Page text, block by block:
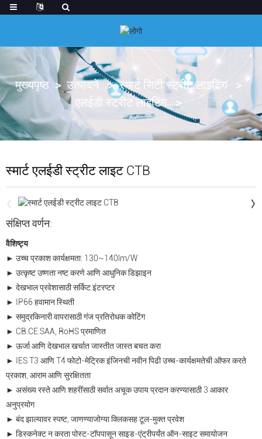
मुख्यपृष्ठ उत्पादने
स्मार्ट सिटी स्ट्रीट लाइटिंग
एलईडी स्ट्रीट लाइटिंग
स्मार्ट एलईडी स्ट्रीट लाइट CTB
संक्षिप्त वर्णन:
वैशिष्ट्य
► उच्च प्रकाश कार्यक्षमता: 130~140lm/W
► उत्कृष्ट उष्णता नष्ट करणे आणि आधुनिक डिझाइन
► देखभाल प्रवेशासाठी सर्किट इंटरप्टर
► IP66 हवामान स्थिती
► समुद्रकिनारी वापरासाठी गंज प्रतिरोधक कोटिंग
► CB.CE.SAA, RoHS प्रमाणित
► ऊर्जा आणि देखभाल खर्चात जास्तीत जास्त बचत करा
► IES T3 आणि T4 फोटो-मेट्रिक इंजिनची नवीन पिढी उच्च-कार्यक्षमतेची ऑफर करते
प्रकाश, आराम आणि सुरक्षितता
► असंख्य रस्ते आणि शहरींसाठी सर्वात अचूक उपाय प्रदान करण्यासाठी 3 आकार
अनुप्रयोग
► बंद झाल्यावर स्पष्ट, जाणण्याजोग्या क्लिकसह टूल-मुक्त प्रवेश
► डिस्कनेक्ट न करता पोस्ट-टॉपपासून साइड-एंट्रीपर्यंत ऑन-साइट समायोजन